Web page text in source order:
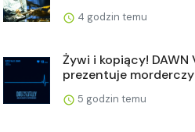
4 godzin temu
Żywi i kopiący! DAWN
prezentuje morderczy
5 godzin temu